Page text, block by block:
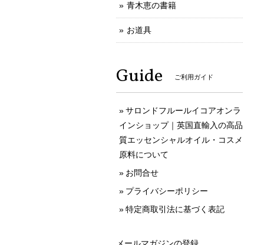
青木恵の書籍
お道具
Guide ご利用ガイド
サロンドフルールイコアオンラ
インショップ｜英国直輸入の高品
質エッセンシャルオイル・コスメ
原料について
お問合せ
プライバシーポリシー
特定商取引法に基づく表記